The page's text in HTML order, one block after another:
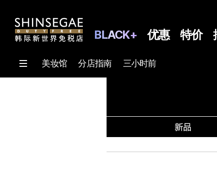
BLACK+ 优惠 特价
美妆馆 分店指南 三小时前